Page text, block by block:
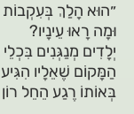
״הוּא הָלַךְ בְּעִקְבוֹת
וּמָה רָאוּ עֵינָיו?
יְלָדִים מְנַגְּנִים בִּכְלֵי
הַמָּקוֹם שֶׁאֵלָיו
בְּאוֹתוֹ רֶגַע הֵחֵל